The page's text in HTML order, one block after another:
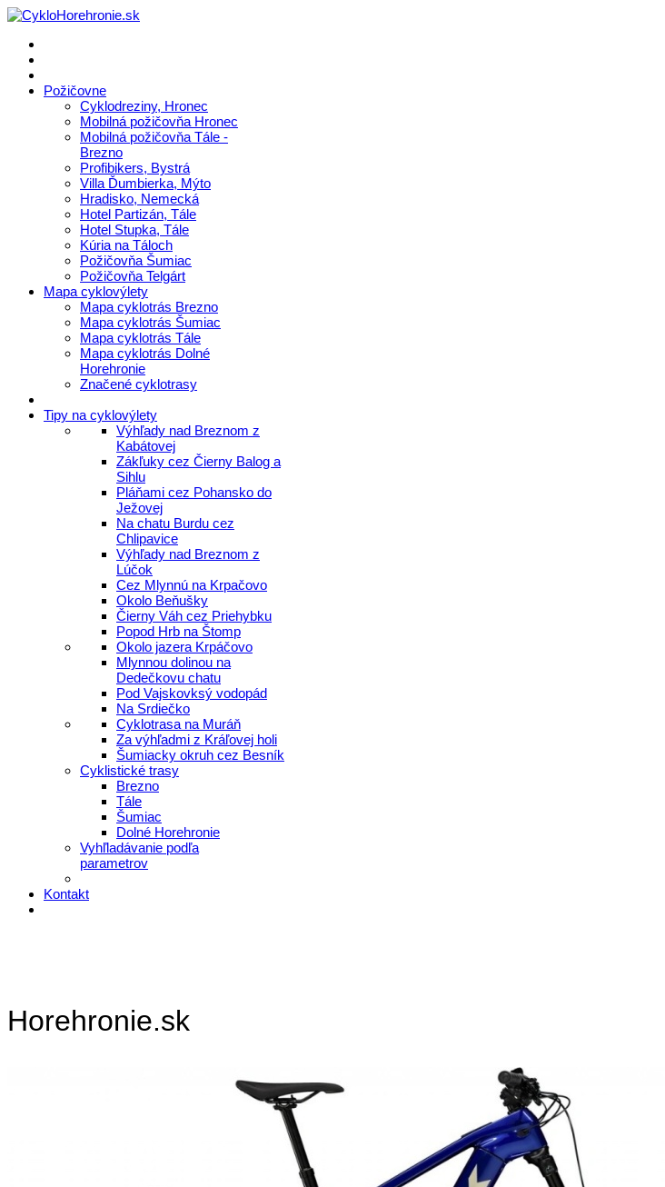
Požičovne
Cyklodreziny, Hronec
Mobilná požičovňa Hronec
Mobilná požičovňa Tále -
Brezno
Profibikers, Bystrá
Villa Ďumbierka, Mýto
Hradisko, Nemecká
Hotel Partizán, Tále
Hotel Stupka, Tále
Kúria na Táloch
Požičovňa Šumiac
Požičovňa Telgárt
Mapa cyklovýlety
Mapa cyklotrás Brezno
Mapa cyklotrás Šumiac
Mapa cyklotrás Tále
Mapa cyklotrás Dolné
Horehronie
Značené cyklotrasy
Tipy na cyklovýlety
Výhľady nad Breznom z
Kabátovej
Zákľuky cez Čierny Balog a
Sihlu
Pláňami cez Pohansko do
Ježovej
Na chatu Burdu cez
Chlipavice
Výhľady nad Breznom z
Lúčok
Cez Mlynnú na Krpačovo
Okolo Beňušky
Čierny Váh cez Priehybku
Popod Hrb na Štomp
Okolo jazera Krpáčovo
Mlynnou dolinou na
Dedečkovu chatu
Pod Vajskovksý vodopád
Na Srdiečko
Cyklotrasa na Muráň
Za výhľadmi z Kráľovej holi
Šumiacky okruh cez Besník
Cyklistické trasy
Brezno
Tále
Šumiac
Dolné Horehronie
Vyhľladávanie podľa
parametrov
Kontakt
Horehronie.sk